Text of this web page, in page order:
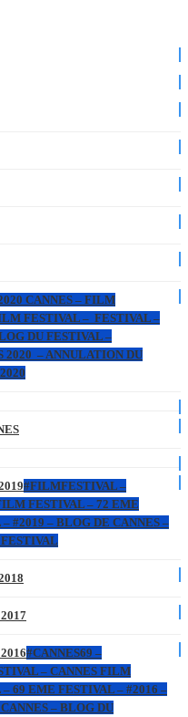
CANNES – FILM
FESTIVAL – FESTIVAL –
DU FESTIVAL –
2020 – ANNULATION DU
#FILMFESTIVAL –
FESTIVAL – 72 EME
#2019 – BLOG DE CANNES –
#CANNES69 –
– CANNES FILM
69 EME FESTIVAL – #2016 –
– BLOG DU